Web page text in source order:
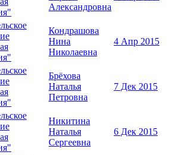
Александровна
Кондрашова
Нина
Николаевна
4 Апр 2015
Брёхова
Наталья
Петровна
7 Дек 2015
Никитина
Наталья
Сергеевна
6 Дек 2015